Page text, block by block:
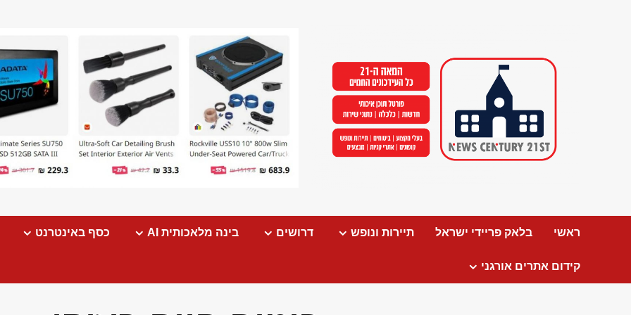
ראשי בלאק פריידי ישראל תיירות ונופש דרושים בינה מלאכותית AI כסף באינטרנט
קידום אתרים אורגני